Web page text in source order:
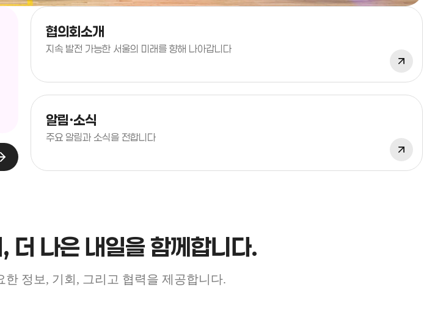
협의회소개
지속 발전 가능한 서울의 미래를 향해 나아갑니다
알림ㆍ소식
주요 알림과 소식을 전합니다
더 나은 내일을 함께합니다.
정보, 기회, 그리고 협력을 제공합니다.